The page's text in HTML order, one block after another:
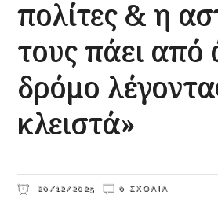
πολίτες & η
τους πάει από
δρόμο
κλειστά»
20/12/2025 0 ΣΧΌΛΙΑ